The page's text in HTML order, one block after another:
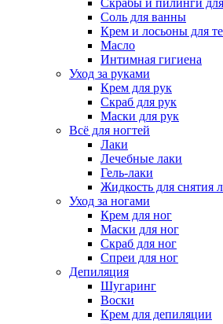
Соль для ванны
Крем и лосьоны для
Масло
Интимная гигиена
Уход за руками
Крем для рук
Скраб для рук
Маски для рук
Всё для ногтей
Лаки
Лечебные лаки
Гель-лаки
Жидкость для снятия
Уход за ногами
Крем для ног
Маски для ног
Скраб для ног
Спреи для ног
Депиляция
Шугаринг
Воски
Крем для депиляции